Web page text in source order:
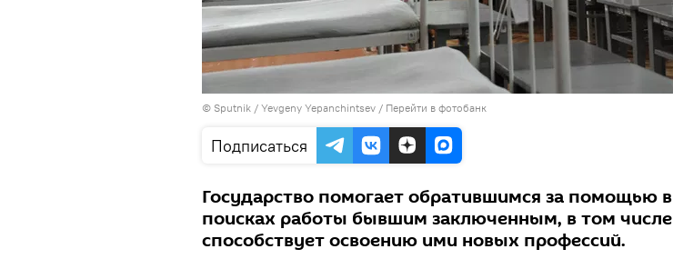
© Sputnik / Yevgeny Yepanchintsev / Перейти в фотобанк
Подписаться
Государство помогает обратившимся за помощью в
поисках работы бывшим заключенным, в том числе
способствует освоению ими новых профессий.